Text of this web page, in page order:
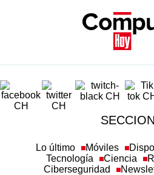
Lo último Móviles
Tecnología
Ciencia
Ciberseguridad